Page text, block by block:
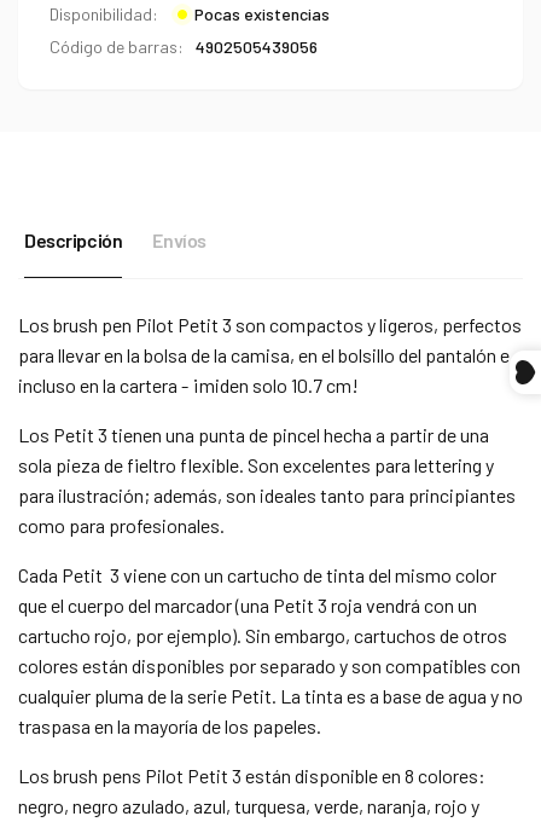
Disponibilidad:
Pocas existencias
Código de barras:
4902505439056
Descripción Envíos
Los brush pen Pilot Petit 3 son compactos y ligeros, perfectos
para llevar en la bolsa de la camisa, en el bolsillo del pantalón e
incluso en la cartera - ¡miden solo 10.7 cm!
Los Petit 3 tienen una punta de pincel hecha a partir de una
sola pieza de fieltro flexible. Son excelentes para lettering y
para ilustración; además, son ideales tanto para principiantes
como para profesionales.
Cada Petit 3 viene con un cartucho de tinta del mismo color
que el cuerpo del marcador (una Petit 3 roja vendrá con un
cartucho rojo, por ejemplo). Sin embargo, cartuchos de otros
colores están disponibles por separado y son compatibles con
cualquier pluma de la serie Petit. La tinta es a base de agua y no
traspasa en la mayoría de los papeles.
Los brush pens Pilot Petit 3 están disponible en 8 colores:
negro, negro azulado, azul, turquesa, verde, naranja, rojo y
Compra ahora y paga a meses
sin tarjeta de crédito
Agrega tu producto al carrito yelige pagar
con Meses sin Tarjeta.
2
elige la
cantidad de mesesy confirma.
3 Paga mes a mes
Crédito sujeto a aprobación.
¿Tienes dudas? Consulta nuestraAyuda.